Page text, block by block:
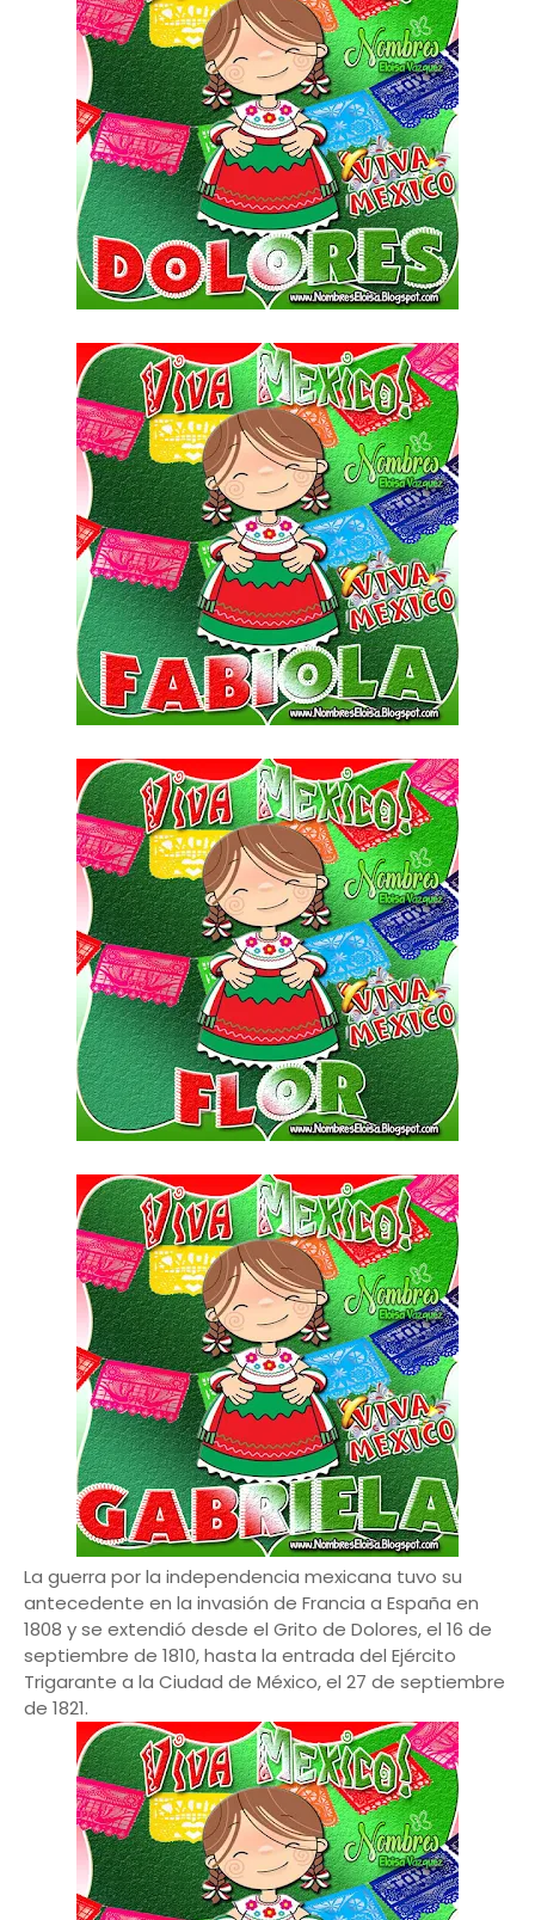
La guerra por la independencia mexicana tuvo su
antecedente en la invasión de Francia a España en
1808 y se extendió desde el Grito de Dolores, el 16 de
septiembre de 1810, hasta la entrada del Ejército
Trigarante a la Ciudad de México, el 27 de septiembre
de 1821.